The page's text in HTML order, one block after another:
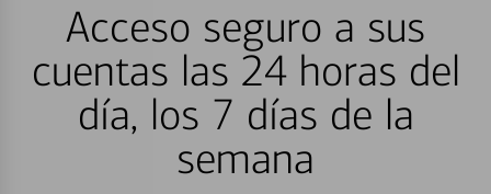
Acceso seguro a sus
cuentas las 24 horas del
día, los 7 días de la
semana